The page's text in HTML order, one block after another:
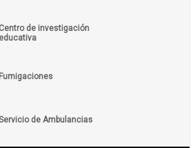
Centro de investigación
educativa
Fumigaciones
de Ambulancias